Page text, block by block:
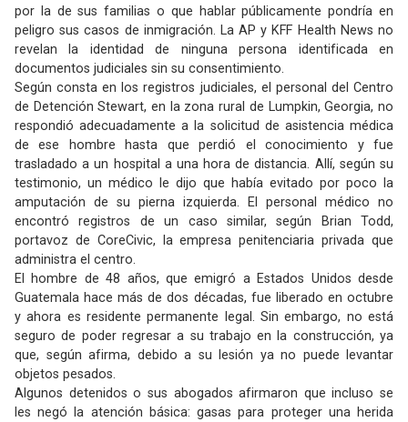
por la de sus familias o que hablar públicamente pondría en
peligro sus casos de inmigración. La AP y KFF Health News no
revelan la identidad de ninguna persona identificada en
documentos judiciales sin su consentimiento.
Según consta en los registros judiciales, el personal del Centro
de Detención Stewart, en la zona rural de Lumpkin, Georgia, no
respondió adecuadamente a la solicitud de asistencia médica
de ese hombre hasta que perdió el conocimiento y fue
trasladado a un hospital a una hora de distancia. Allí, según su
testimonio, un médico le dijo que había evitado por poco la
amputación de su pierna izquierda. El personal médico no
encontró registros de un caso similar, según Brian Todd,
portavoz de CoreCivic, la empresa penitenciaria privada que
administra el centro.
El hombre de 48 años, que emigró a Estados Unidos desde
Guatemala hace más de dos décadas, fue liberado en octubre
y ahora es residente permanente legal. Sin embargo, no está
seguro de poder regresar a su trabajo en la construcción, ya
que, según afirma, debido a su lesión ya no puede levantar
objetos pesados.
Algunos detenidos o sus abogados afirmaron que incluso se
les negó la atención básica: gasas para proteger una herida